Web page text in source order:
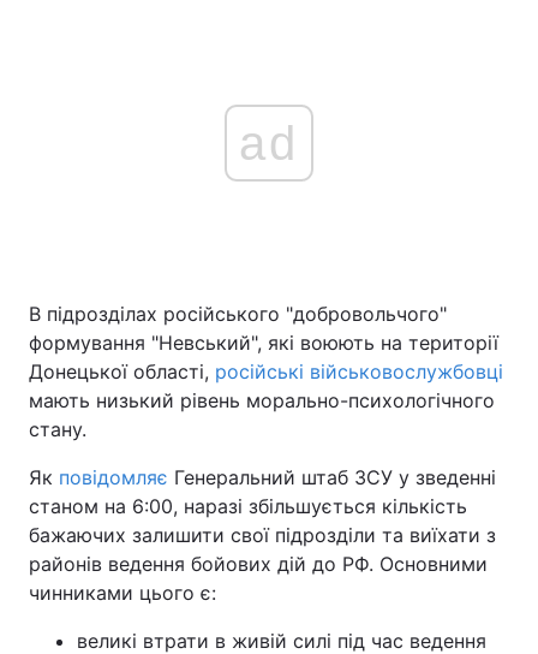
ad
В підрозділах російського "добровольчого"
формування "Невський", які воюють на території
Донецької області, російські військовослужбовці
мають низький рівень морально-психологічного
стану.
Як повідомляє Генеральний штаб ЗСУ у зведенні
станом на 6:00, наразі збільшується кількість
бажаючих залишити свої підрозділи та виїхати з
районів ведення бойових дій до РФ. Основними
чинниками цього є:
великі втрати в живій силі під час ведення